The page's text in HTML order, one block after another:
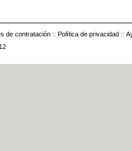
de contratación :: Política de privacidad ::